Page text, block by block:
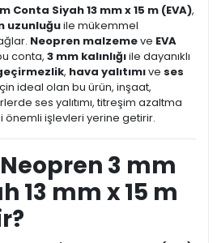
Conta Siyah 13 mm x 15 m (EVA),
uzunluğuile mükemmel
Neopren malzemeve EVA
conta, 3 mm kalınlığıile dayanıklı
, hava yalıtımıve ses
ideal olan bu ürün, inşaat,
ses yalıtımı, titreşim azaltma
işlevleri yerine getirir.
3 mm
13 mm x 15 m